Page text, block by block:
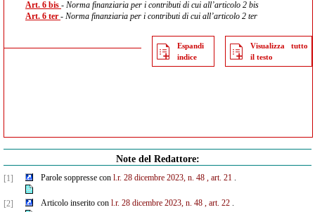
Art. 6 bis - Norma finanziaria per i contributi di cui all’articolo 2 bis
Art. 6 ter - Norma finanziaria per i contributi di cui all’articolo 2 ter
Espandi
indice
Visualizza tutto
il testo
Note del Redattore:
[1] Parole soppresse con l.r. 28 dicembre 2023, n. 48 , art. 21.
[2] Articolo inserito con l.r. 28 dicembre 2023, n. 48 , art. 22.